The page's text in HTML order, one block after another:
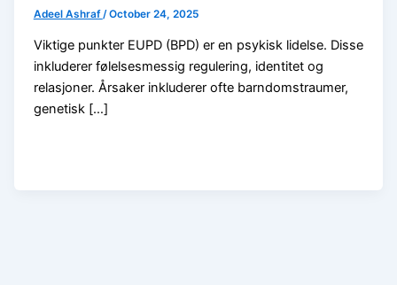
Adeel Ashraf /October 24, 2025
Viktige punkter EUPD (BPD) er en psykisk lidelse. Disse
inkluderer følelsesmessig regulering, identitet og
relasjoner. Årsaker inkluderer ofte barndomstraumer,
genetisk […]